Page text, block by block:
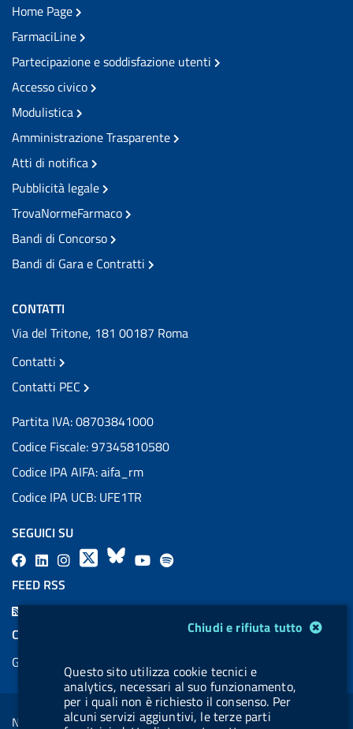
Chiudi e rifiuta tutto
Questo sito utilizza cookie tecnici e
analytics, necessari al suo funzionamento,
per i quali non è richiesto il consenso. Per
alcuni servizi aggiuntivi, le terze parti
Home Page
FarmaciLine
Partecipazione e soddisfazione utenti
Accesso civico
Modulistica
Amministrazione Trasparente
Atti di notifica
Pubblicità legale
TrovaNormeFarmaco
Bandi di Concorso
Bandi di Gara e Contratti
CONTATTI
Via del Tritone, 181 00187 Roma
Contatti
Contatti PEC
Partita IVA: 08703841000
Codice Fiscale: 97345810580
Codice IPA AIFA: aifa_rm
Codice IPA UCB: UFE1TR
SEGUICI SU
F
a
c
L
i
n
b
.
b
u
X
B
u
k
y
Y
u
b
e
l
b
.
b
u
FEED RSS
F
COOKIES
Gestione cookie
Sezione Link Utili
Note legali